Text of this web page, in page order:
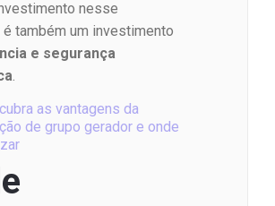
nesse
também um investimento
e segurança
as vantagens da
de grupo gerador e onde